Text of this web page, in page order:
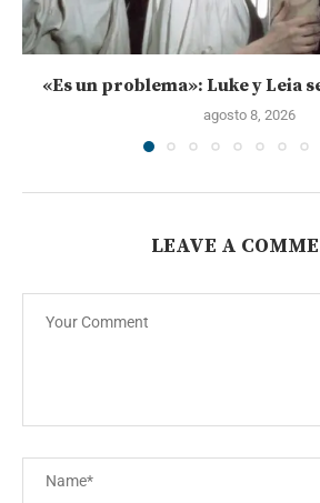
«Es un problema»: Luke y Leia
agosto 8, 2026
LEAVE A